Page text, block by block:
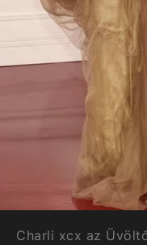
Charli xcx az